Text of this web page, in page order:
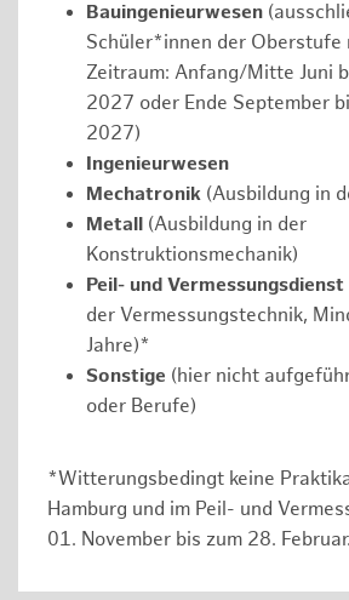
Bauingenieurwesen
Schüler*innen der Oberstufe
Zeitraum: Anfang/Mitte Juni
2027 oder Ende September
2027)
Ingenieurwesen
Mechatronik (Ausbildung in
Metall (Ausbildung in der
Konstruktionsmechanik)
Peil- und Vermessungsdienst
der Vermessungstechnik,
Jahre)*
Sonstige (hier nicht
oder Berufe)
*Witterungsbedingt keine
Hamburg und im Peil- und
01. November bis zum 28. Februar.